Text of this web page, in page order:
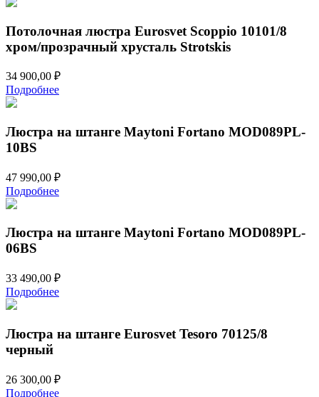
Потолочная люстра Eurosvet Scoppio 10101/8
хром/прозрачный хрусталь Strotskis
34 900,00 ₽
Подробнее
Люстра на штанге Maytoni Fortano MOD089PL-
10BS
47 990,00 ₽
Подробнее
Люстра на штанге Maytoni Fortano MOD089PL-
06BS
33 490,00 ₽
Подробнее
Люстра на штанге Eurosvet Tesoro 70125/8
черный
26 300,00 ₽
Подробнее